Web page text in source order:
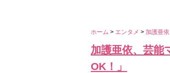
ホーム > エンタメ > 加護亜
加護亜依、芸
OK！」